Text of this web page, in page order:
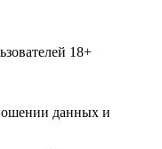
18+
данных и